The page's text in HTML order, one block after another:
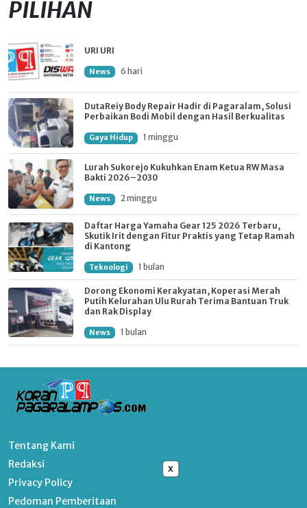
PILIHAN
URI URI
News 6 hari
DutaReiy Body Repair Hadir di Pagaralam, Solusi
Perbaikan Bodi Mobil dengan Hasil Berkualitas
Gaya Hidup 1 minggu
Lurah Sukorejo Kukuhkan Enam Ketua RW Masa
Bakti 2026–2030
News 2 minggu
Daftar Harga Yamaha Gear 125 2026 Terbaru,
Skutik Irit dengan Fitur Praktis yang Tetap Ramah
di Kantong
Teknologi 1 bulan
Dorong Ekonomi Kerakyatan, Koperasi Merah
Putih Kelurahan Ulu Rurah Terima Bantuan Truk
dan Rak Display
News 1 bulan
x
Tentang Kami
Redaksi
Privacy Policy
Pedoman Pemberitaan